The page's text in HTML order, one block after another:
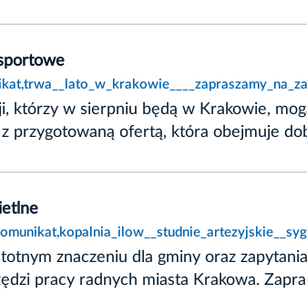
którzy w sierpniu będą w Krakowie,
z przygotowaną ofertą, która obejmuje
znaczeniu dla gminy oraz
pracy radnych miasta Krakowa.